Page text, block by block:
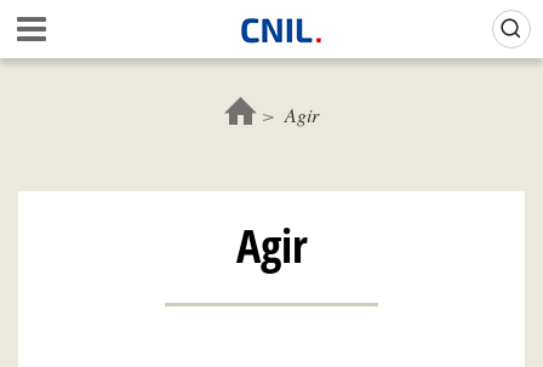
Aller
au
contenu
c
l
Agir
Agir
Gestion de vos préférences sur les cookies (témoins de connexion)